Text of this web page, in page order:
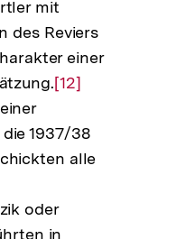
der
Fußnote
mit
des Reviers
einer
Zur
der
Fußnote
[12]
1937/38
alle
oder
in